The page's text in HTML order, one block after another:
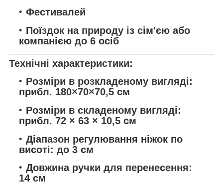
Фестивалей
Поїздок на природу із сім'єю або
компанією до 6 осіб
Технічні характеристики:
Розміри в розкладеному вигляді:
прибл. 180×70×70,5 см
Розміри в складеному вигляді:
прибл. 72 × 63 × 10,5 см
Діапазон регулювання ніжок по
висоті: до 3 см
Довжина ручки для перенесення:
14 см